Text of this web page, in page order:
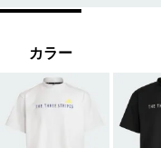
カラー